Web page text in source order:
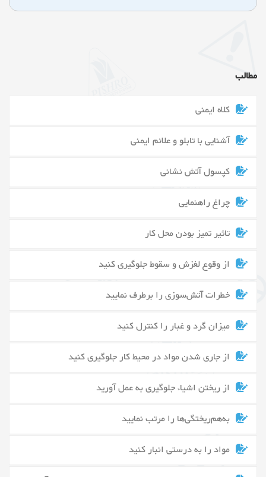
مطالب
کلاه ایمنی
آشنایی با تابلو و علائم ایمنی
کپسول آتش نشانی
چراغ راهنمایی
تاثیر تمیز بودن محل کار
از وقوع لغزش و سقوط جلوگیری کنید
خطرات آتش‌سوزی را برطرف نمایید
میزان گرد و غبار را کنترل کنید
از جاری شدن مواد در محیط کار جلوگیری کنید
از ریختن اشیاء جلوگیری به عمل آورید
به‌هم‌ریختگی‌ها را مرتب نمایید
مواد را به درستی انبار کنید